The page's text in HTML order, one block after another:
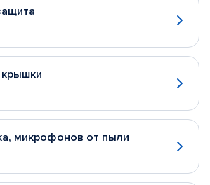
микрофонов от пыли